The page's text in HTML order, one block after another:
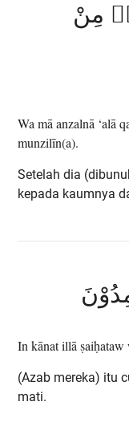
مِنْ
Wa mā anzalnā ‘alā
munzilīn(a).
Setelah dia
kepada kaumnya
In kānat illā
(Azab mereka) itu
mati.